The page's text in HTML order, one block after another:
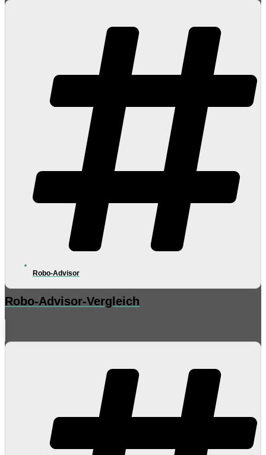
Robo-Advisor
Robo-Advisor-Vergleich